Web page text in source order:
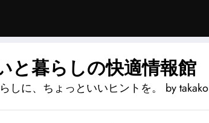
と暮らしの快適情報館
しに、ちょっといいヒントを。 by takako